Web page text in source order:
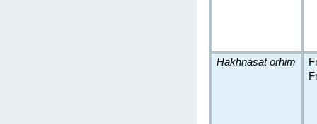
Hakhnasat orhim